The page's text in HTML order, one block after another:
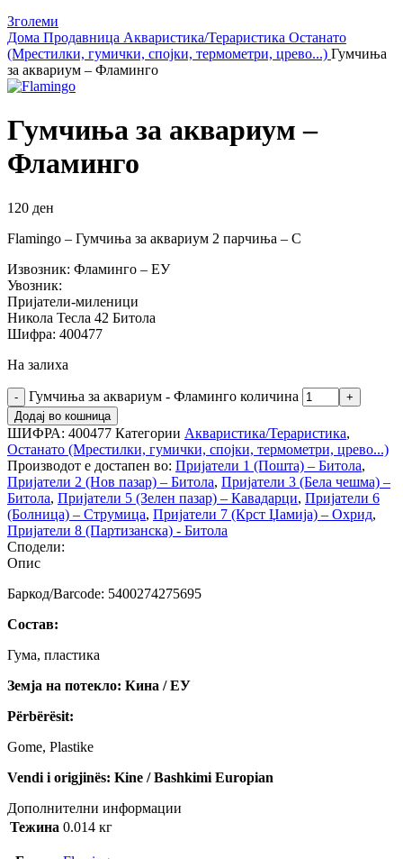
Зголеми
Дома Продавница Акваристика/Тераристика Останато
(Мрестилки, гумички, спојки, термометри, црево...) Гумчиња
за аквариум – Фламинго
Гумчиња за аквариум –
Фламинго
120 ден
Flamingo – Гумчиња за аквариум 2 парчиња – С
Извозник: Фламинго – ЕУ
Увозник:
Пријатели-миленици
Никола Тесла 42 Битола
Шифра: 400477
На залиха
Гумчиња за аквариум - Фламинго количина
Додај во кошница
ШИФРА: 400477 Категории Акваристика/Тераристика,
Останато (Мрестилки, гумички, спојки, термометри, црево...)
Производот е достапен во: Пријатели 1 (Пошта) – Битола,
Пријатели 2 (Нов пазар) – Битола, Пријатели 3 (Бела чешма) –
Битола, Пријатели 5 (Зелен пазар) – Кавадарци, Пријатели 6
(Болница) – Струмица, Пријатели 7 (Крст Џамија) – Охрид,
Пријатели 8 (Партизанска) - Битола
Сподели:
Опис
Баркод/Barcode: 5400274275695
Состав:
Гума, пластика
Земја на потекло: Кина / ЕУ
Përbërësit:
Gome, Plastike
Vendi i origjinës: Kine / Bashkimi Europian
Дополнителни информации
Тежина 0.014 кг